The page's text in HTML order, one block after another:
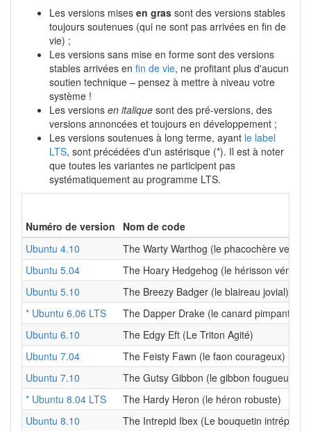
Les versions mises en gras sont des versions stables
toujours soutenues (qui ne sont pas arrivées en fin de
vie) ;
Les versions sans mise en forme sont des versions
stables arrivées en fin de vie, ne profitant plus d'aucun
soutien technique – pensez à mettre à niveau votre
système !
Les versions en italique sont des pré-versions, des
versions annoncées et toujours en développement ;
Les versions soutenues à long terme, ayant le label
LTS, sont précédées d'un astérisque (*). Il est à noter
que toutes les variantes ne participent pas
systématiquement au programme LTS.
Numéro de version
Nom de code
Ubuntu 4.10
The Warty Warthog (le phacochère
Ubuntu 5.04
The Hoary Hedgehog (le hérisson
Ubuntu 5.10
The Breezy Badger (le blaireau jovial)
* Ubuntu 6.06 LTS
The Dapper Drake (le canard pimpant)
Ubuntu 6.10
The Edgy Eft (Le Triton Agité)
Ubuntu 7.04
The Feisty Fawn (le faon courageux)
Ubuntu 7.10
The Gutsy Gibbon (le gibbon fougueux)
* Ubuntu 8.04 LTS
The Hardy Heron (le héron robuste)
Ubuntu 8.10
The Intrepid Ibex (Le bouquetin intrépide)